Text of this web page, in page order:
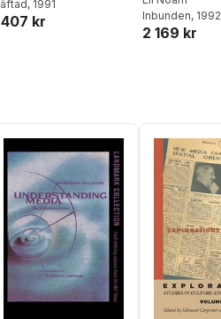
Stuart Katz
, 1991
407 kr
Inbunden, 1992
2 169 kr